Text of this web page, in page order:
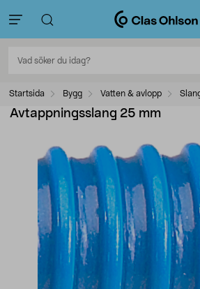
Startsida Bygg Vatten & avlopp
Avtappningsslang 25 mm